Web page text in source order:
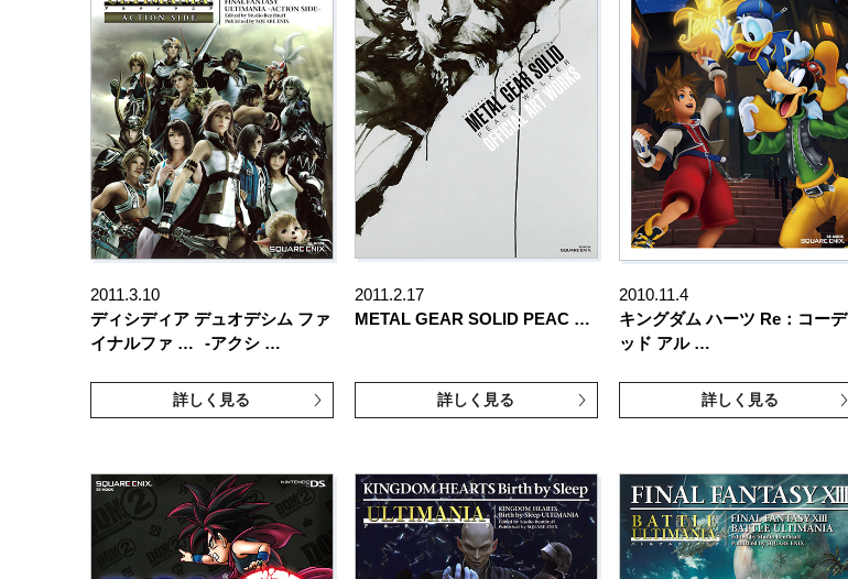
2011.3.10
ディシディア デュオデシム ファ
イナルファ …
-アクシ …
詳しく見る
2011.2.17
METAL GEAR SOLID PEAC …
詳しく見る
2010.11.4
キングダム ハーツ Re：コーデ
ッド アル …
詳しく見る